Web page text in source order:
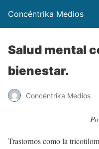
Concéntrika Medios
Salud mental
bienestar.
Concéntrika Medios
Trastornos como la